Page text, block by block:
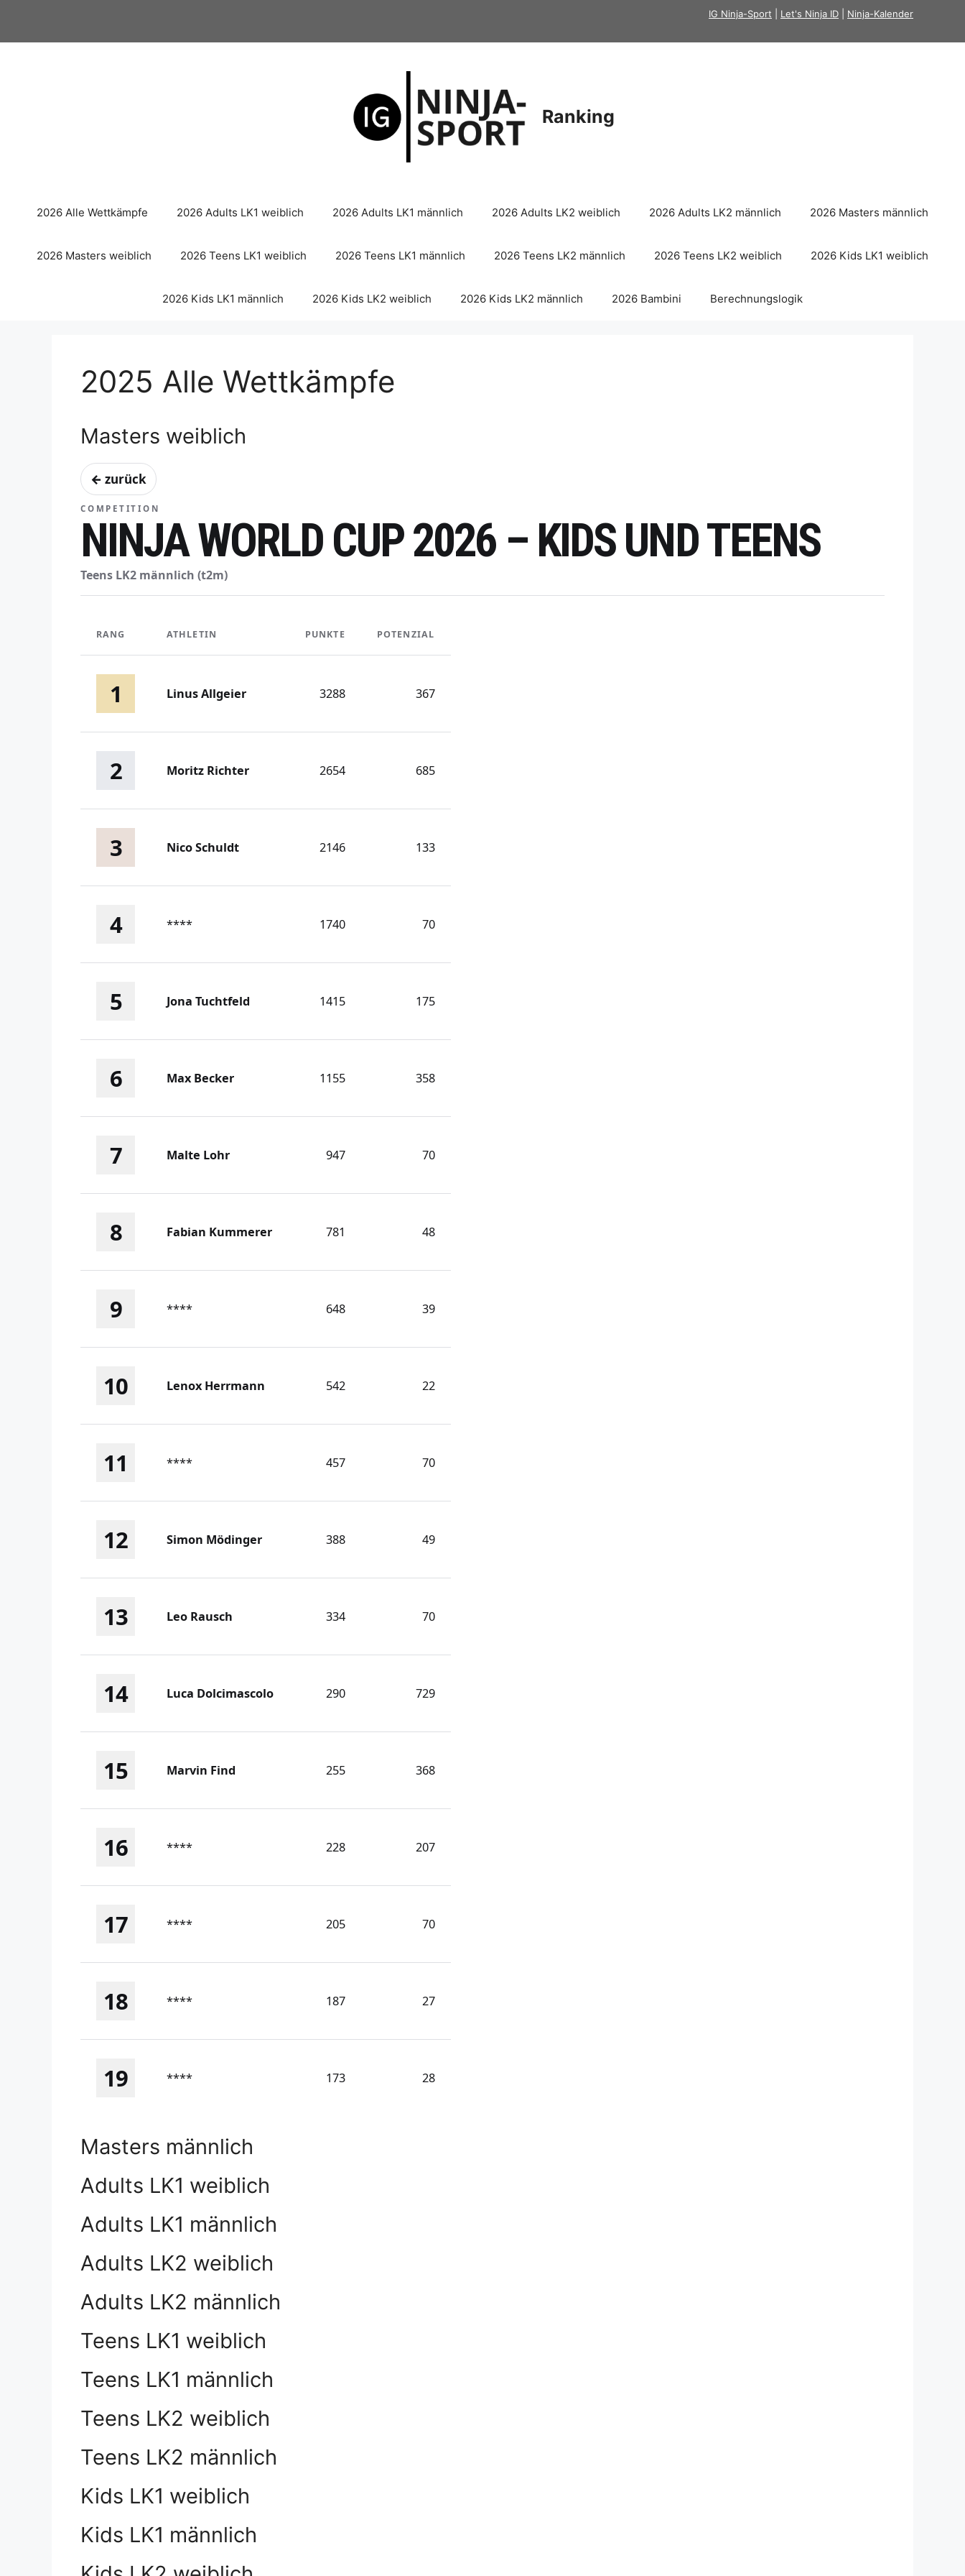
springen
IG Ninja-Sport Let's Ninja ID Ninja-Kalender
Ranking
2026 Alle Wettkämpfe 2026 Adults LK1 weiblich 2026 Adults LK1 männlich 2026 Adults LK2 weiblich 2026 Adults LK2 männlich 2026 Masters männlich
2026 Masters weiblich 2026 Teens LK1 weiblich 2026 Teens LK1 männlich 2026 Teens LK2 männlich 2026 Teens LK2 weiblich 2026 Kids LK1 weiblich
2026 Kids LK1 männlich 2026 Kids LK2 weiblich 2026 Kids LK2 männlich 2026 Bambini Berechnungslogik
2025 Alle Wettkämpfe
Masters weiblich
← zurück
COMPETITION
NINJA WORLD CUP 2026 – KIDS UND TEENS
Teens LK2 männlich (t2m)
RANG ATHLETIN PUNKTE POTENZIAL
1 Linus Allgeier 3288 367
2 Moritz Richter 2654 685
3 Nico Schuldt 2146 133
4 **** 1740 70
5 Jona Tuchtfeld 1415 175
6 Max Becker 1155 358
7 Malte Lohr 947 70
8 Fabian Kummerer 781 48
9 **** 648 39
10 Lenox Herrmann 542 22
11 **** 457 70
12 Simon Mödinger 388 49
13 Leo Rausch 334 70
14 Luca Dolcimascolo 290 729
15 Marvin Find 255 368
16 **** 228 207
17 **** 205 70
18 **** 187 27
19 **** 173 28
Masters männlich
Adults LK1 weiblich
Adults LK1 männlich
Adults LK2 weiblich
Adults LK2 männlich
Teens LK1 weiblich
Teens LK1 männlich
Teens LK2 weiblich
Teens LK2 männlich
Kids LK1 weiblich
Kids LK1 männlich